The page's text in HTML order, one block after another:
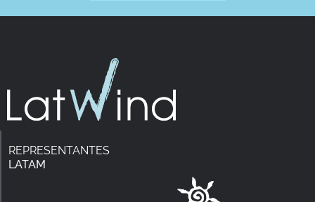
REPRESENTANTES
LATAM